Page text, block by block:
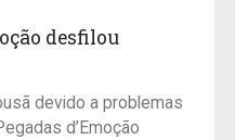
desfilou
devido a problemas
d’Emoção